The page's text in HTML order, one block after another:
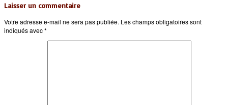
Laisser un commentaire
Votre adresse e-mail ne sera pas publiée. Les champs obligatoires sont
indiqués avec*